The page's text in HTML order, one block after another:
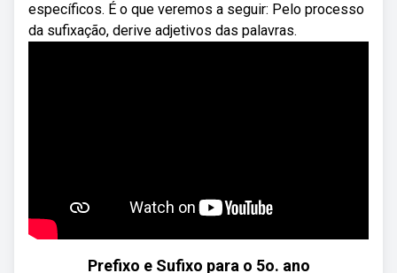
específicos. É o que veremos a seguir: Pelo processo
da sufixação, derive adjetivos das palavras.
Prefixo e Sufixo para o 5o. ano